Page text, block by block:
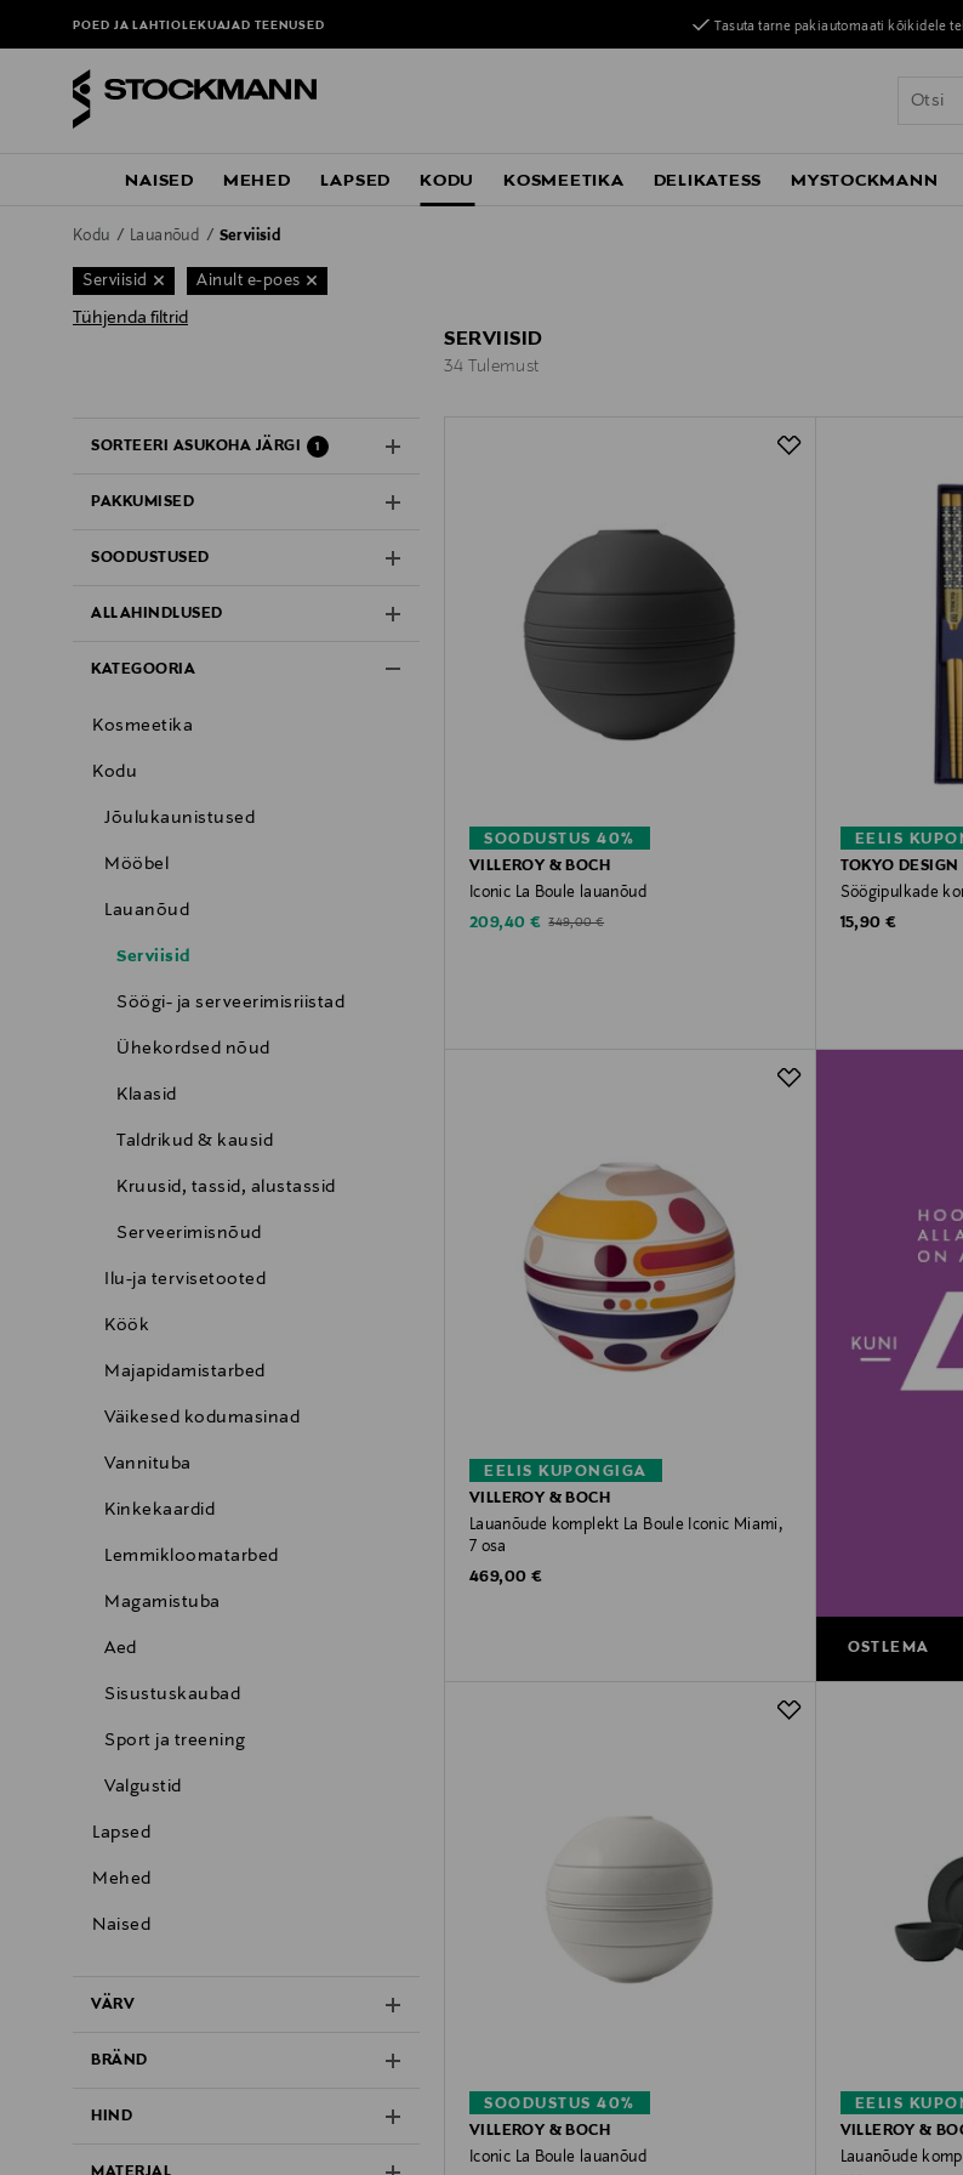
POED JA LAHTIOLEKUAJADTEENUSED Tasuta tarne pakiautomaati kõikidele
NAISED MEHED LAPSED KODU KOSMEETIKA DELIKATESS MYSTOCKMANN
Kodu Lauanõud Serviisid
Serviisid Ainult e-poes
Tühjenda filtrid
SORTEERI ASUKOHA JÄRGI 1
PAKKUMISED
SOODUSTUSED
ALLAHINDLUSED
KATEGOORIA
Kosmeetika
Kodu
Jõulukaunistused
Mööbel
Lauanõud
Serviisid
Söögi- ja serveerimisriistad
Ühekordsed nõud
Klaasid
Taldrikud & kausid
Kruusid, tassid, alustassid
Serveerimisnõud
Ilu-ja tervisetooted
Köök
Majapidamistarbed
Väikesed kodumasinad
Vannituba
Kinkekaardid
Lemmikloomatarbed
Magamistuba
Aed
Sisustuskaubad
Sport ja treening
Valgustid
Lapsed
Mehed
Naised
VÄRV
BRÄND
HIND
SERVIISID
34 Tulemust
SOODUSTUS 40%
VILLEROY & BOCH
Iconic La Boule lauanõud
Discounted Price
209,40 € Original Price
349,00 €
EELIS
TOKYO DESIGN
Söögipulkade
Original Price
15,90 €
EELIS KUPONGIGA
VILLEROY & BOCH
Lauanõude komplekt La Boule Iconic Miami,
7 osa
Original Price
469,00 €
OSTLEMA
SOODUSTUS 40%
VILLEROY & BOCH
Iconic La Boule lauanõud
EELIS
VILLEROY &
Lauanõude